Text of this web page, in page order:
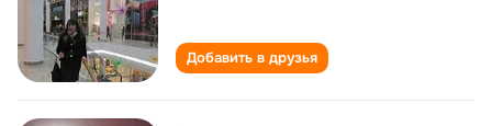
Добавить в друзья